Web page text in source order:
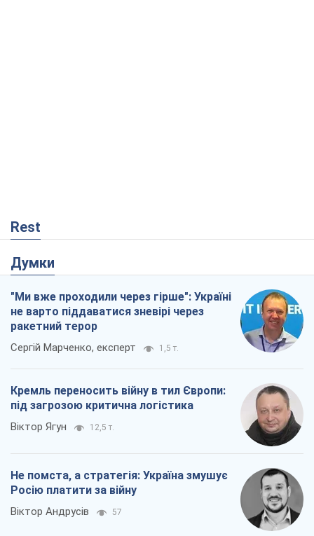
Rest
Думки
"Ми вже проходили через гірше": Україні
не варто піддаватися зневірі через
ракетний терор
Сергій Марченко, експерт 1,5 т.
Кремль переносить війну в тил Європи:
під загрозою критична логістика
Віктор Ягун 12,5 т.
Не помста, а стратегія: Україна змушує
Росію платити за війну
Віктор Андрусів 57